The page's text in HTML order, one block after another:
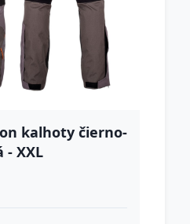
kalhoty čierno-
- XXL